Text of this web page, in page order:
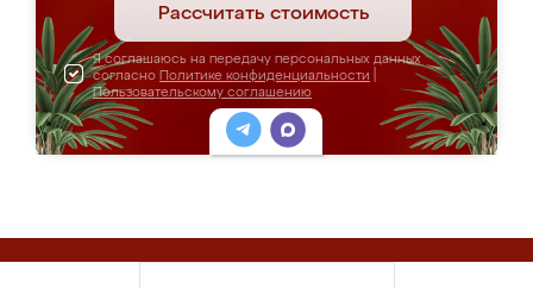
Рассчитать стоимость
Я соглашаюсь на передачу персональных данных
согласно Политике конфиденциальности
Пользовательскому соглашению